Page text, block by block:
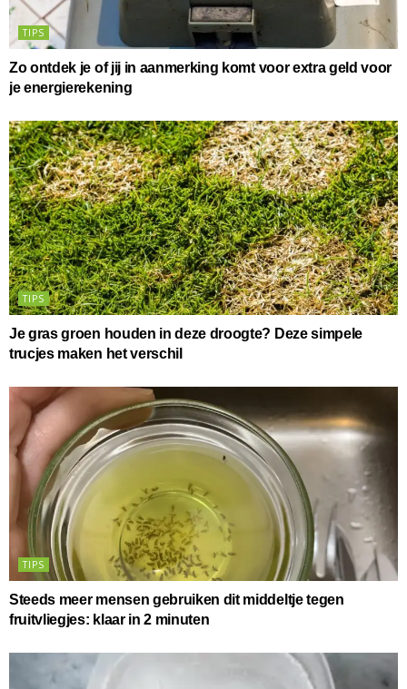
TIPS
Zo ontdek je of jij in aanmerking komt voor extra geld voor
je energierekening
TIPS
Je gras groen houden in deze droogte? Deze simpele
trucjes maken het verschil
TIPS
Steeds meer mensen gebruiken dit middeltje tegen
fruitvliegjes: klaar in 2 minuten